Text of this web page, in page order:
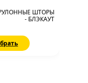
ШТОРЫ
- БЛЭКАУТ